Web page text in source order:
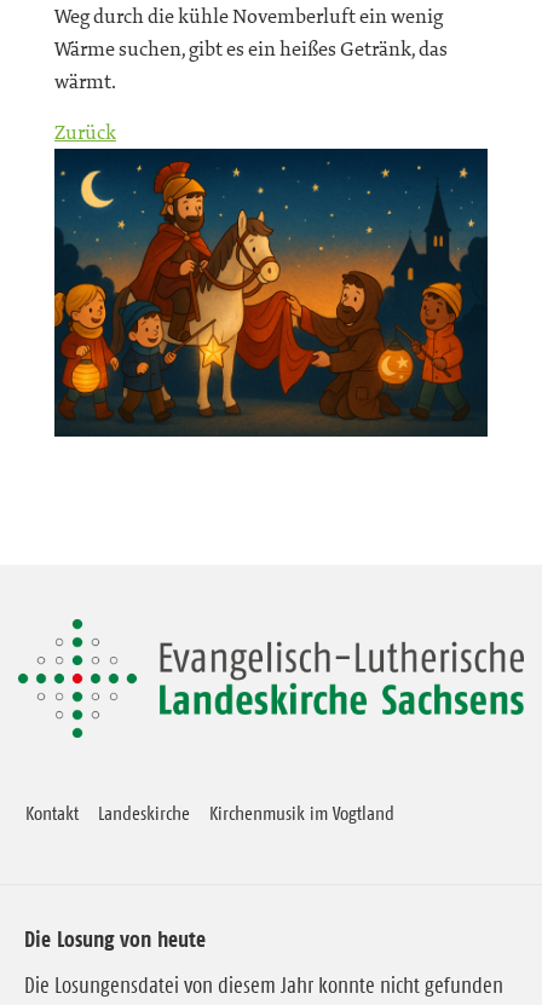
Weg durch die kühle Novemberluft ein wenig
Wärme suchen, gibt es ein heißes Getränk, das
wärmt.
Zurück
Kontakt Landeskirche Kirchenmusik im Vogtland
Die Losung von heute
Die Losungensdatei von diesem Jahr konnte nicht gefunden